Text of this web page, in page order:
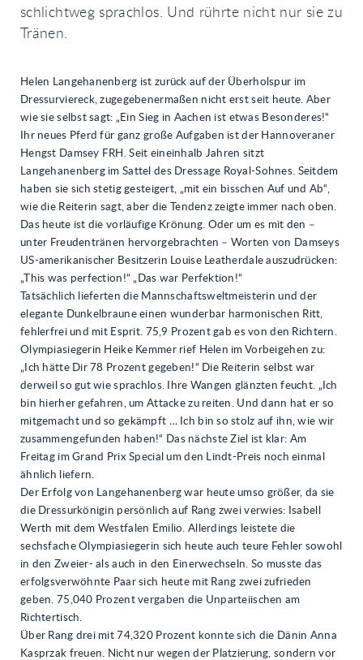
schlichtweg sprachlos. Und rührte nicht nur sie zu
Tränen.
Helen Langehanenberg ist zurück auf der Überholspur im
Dressurviereck, zugegebenermaßen nicht erst seit heute. Aber
wie sie selbst sagt: „Ein Sieg in Aachen ist etwas Besonderes!“
Ihr neues Pferd für ganz große Aufgaben ist der Hannoveraner
Hengst Damsey FRH. Seit eineinhalb Jahren sitzt
Langehanenberg im Sattel des Dressage Royal-Sohnes. Seitdem
haben sie sich stetig gesteigert, „mit ein bisschen Auf und Ab“,
wie die Reiterin sagt, aber die Tendenz zeigte immer nach oben.
Das heute ist die vorläufige Krönung. Oder um es mit den –
unter Freudentränen hervorgebrachten – Worten von Damseys
US-amerikanischer Besitzerin Louise Leatherdale auszudrücken:
„This was perfection!“ „Das war Perfektion!“
Tatsächlich lieferten die Mannschaftsweltmeisterin und der
elegante Dunkelbraune einen wunderbar harmonischen Ritt,
fehlerfrei und mit Esprit. 75,9 Prozent gab es von den Richtern.
Olympiasiegerin Heike Kemmer rief Helen im Vorbeigehen zu:
„Ich hätte Dir 78 Prozent gegeben!“ Die Reiterin selbst war
derweil so gut wie sprachlos. Ihre Wangen glänzten feucht. „Ich
bin hierher gefahren, um Attacke zu reiten. Und dann hat er so
mitgemacht und so gekämpft … Ich bin so stolz auf ihn, wie wir
zusammengefunden haben!“ Das nächste Ziel ist klar: Am
Freitag im Grand Prix Special um den Lindt-Preis noch einmal
ähnlich liefern.
Der Erfolg von Langehanenberg war heute umso größer, da sie
die Dressurkönigin persönlich auf Rang zwei verwies: Isabell
Werth mit dem Westfalen Emilio. Allerdings leistete die
sechsfache Olympiasiegerin sich heute auch teure Fehler sowohl
in den Zweier- als auch in den Einerwechseln. So musste das
erfolgsverwöhnte Paar sich heute mit Rang zwei zufrieden
geben. 75,040 Prozent vergaben die Unparteiischen am
Richtertisch.
Über Rang drei mit 74,320 Prozent konnte sich die Dänin Anna
Kasprzak freuen. Nicht nur wegen der Platzierung, sondern vor